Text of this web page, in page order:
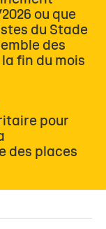
ou que
du Stade
des
fin du mois
pour
des places